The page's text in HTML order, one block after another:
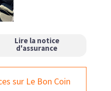
Lire la notice
d'assurance
sur Le Bon Coin